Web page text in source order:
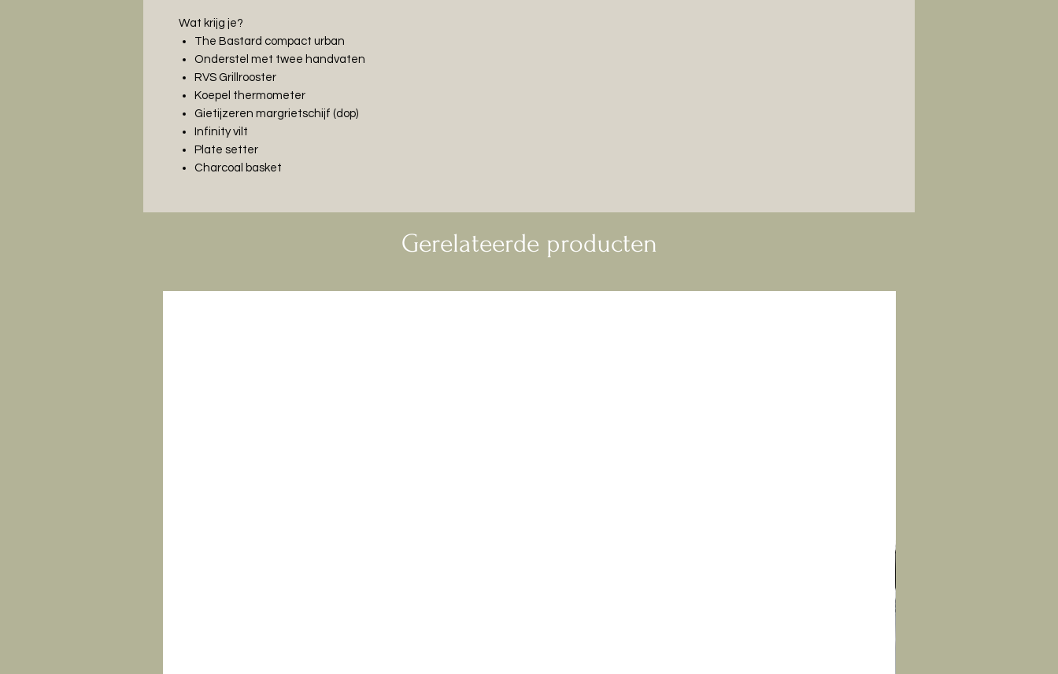
Wat krijg je?
The Bastard compact urban
Onderstel met twee handvaten
RVS Grillrooster
Koepel thermometer
Gietijzeren margrietschijf (dop)
Infinity vilt
Plate setter
Charcoal basket
Gerelateerde producten